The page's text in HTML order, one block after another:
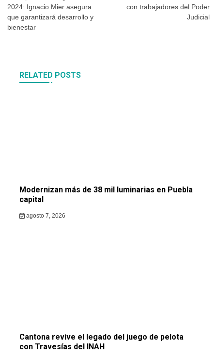
entradas
2024: Ignacio Mier asegura
que garantizará desarrollo y
bienestar
con trabajadores del Poder
Judicial
RELATED POSTS
Modernizan más de 38 mil luminarias en Puebla
capital
agosto 7, 2026
Cantona revive el legado del juego de pelota
con Travesías del INAH